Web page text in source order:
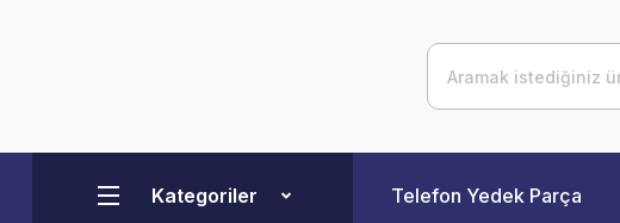
Kategoriler Telefon Yedek Parça